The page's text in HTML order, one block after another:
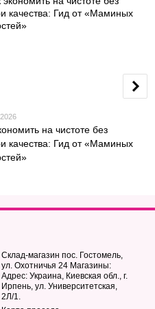
на чистоте без
качества: Гид от «Маминых
Склад-магазин пос. Гостомель,
ул. Охотничья 24 Магазины:
Адрес: Украина, Киевская обл., г.
Ирпень, ул. Университетская,
2Л/1.